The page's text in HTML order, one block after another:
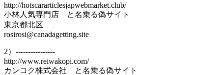
http://hotscararticlesjapwebmarket.club/
小林人気専門店 と名乗る偽サイト
東京都北区
rosirosi@canadagetting.site
2）----------------
http://www.reiwakopi.com/
カンコク株式会社 と名乗る偽サイト